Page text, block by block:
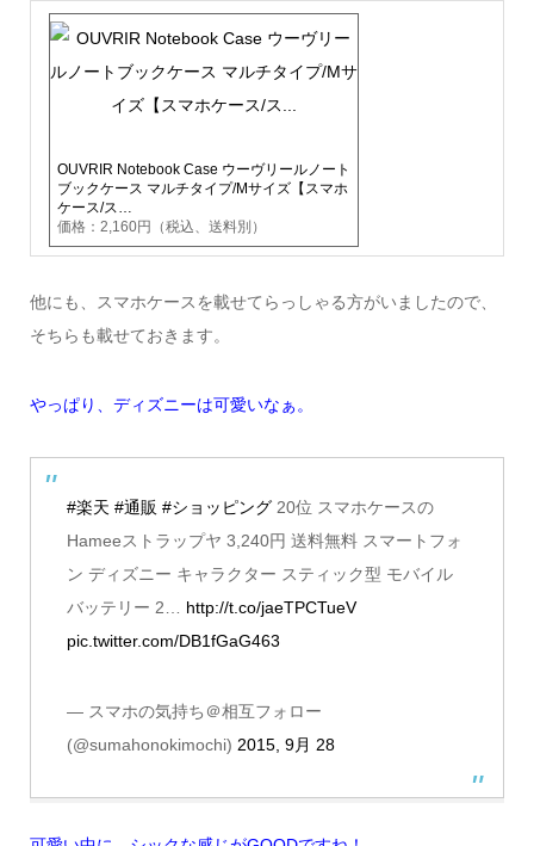
OUVRIR Notebook Case ウーヴリールノート
ブックケース マルチタイプ/Mサイズ【スマホ
ケース/ス…
価格：2,160円（税込、送料別）
他にも、スマホケースを載せてらっしゃる方がいましたので、
そちらも載せておきます。
やっぱり、ディズニーは可愛いなぁ。
#楽天 #通販 #ショッピング20位 スマホケースの
Hameeストラップヤ 3,240円 送料無料 スマートフォ
ン ディズニー キャラクター スティック型 モバイル
バッテリー 2… http://t.co/jaeTPCTueV
pic.twitter.com/DB1fGaG463
— スマホの気持ち＠相互フォロー
(@sumahonokimochi) 2015, 9月 28